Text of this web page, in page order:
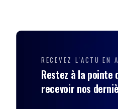
RECEVEZ L'ACTU EN
Restez à la pointe
recevoir nos